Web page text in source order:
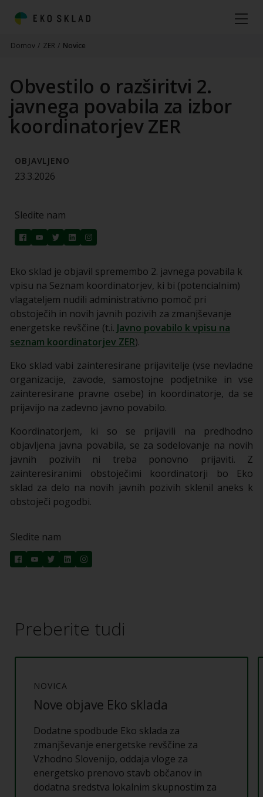
Domov / ZER / Novice
Obvestilo o razširitvi 2.
javnega povabila za izbor
koordinatorjev ZER
OBJAVLJENO
23.3.2026
Sledite nam
Eko sklad je objavil spremembo 2. javnega povabila k
vpisu na Seznam koordinatorjev, ki bi (potencialnim)
vlagateljem nudili administrativno pomoč pri
obstoječih in novih javnih pozivih za zmanjševanje
energetske revščine (t.i. Javno povabilo k vpisu na
seznam koordinatorjev ZER).
Eko sklad vabi zainteresirane prijavitelje (vse nevladne
organizacije, zavode, samostojne podjetnike in vse
zainteresirane pravne osebe) in koordinatorje, da se
prijavijo na zadevno javno povabilo.
Koordinatorjem, ki so se prijavili na predhodno
objavljena javna povabila, se za sodelovanje na novih
javnih pozivih ni treba ponovno prijaviti. Z
zainteresiranimi obstoječimi koordinatorji bo Eko
sklad za delo na novih javnih pozivih sklenil aneks k
obstoječi pogodbi.
Sledite nam
Preberite tudi
NOVICA
Nove objave Eko sklada
Dodatne spodbude Eko sklada za
zmanjševanje energetske revščine za
Vzhodno Slovenijo, oddaja vloge za
energetsko prenovo stavb občanov in
dodatna sredstva lokalnim skupnostim za